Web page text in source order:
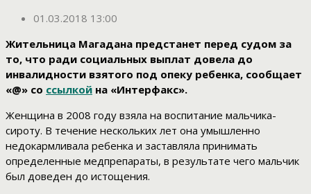
01.03.2018 13:00
Жительница Магадана предстанет перед судом за
то, что ради социальных выплат довела до
инвалидности взятого под опеку ребенка, сообщает
«@» со ссылкой на «Интерфакс».
Женщина в 2008 году взяла на воспитание мальчика-
сироту. В течение нескольких лет она умышленно
недокармливала ребенка и заставляла принимать
определенные медпрепараты, в результате чего мальчик
был доведен до истощения.